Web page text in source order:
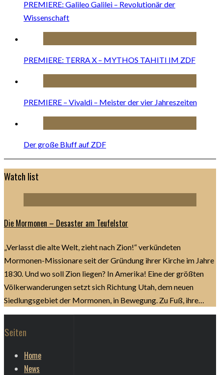
PREMIERE: Galileo Galilei – Revolutionär der
Wissenschaft
PREMIERE: TERRA X – MYTHOS TAHITI IM ZDF
PREMIERE – Vivaldi – Meister der vier Jahreszeiten
Der große Bluff auf ZDF
Watch list
Die Mormonen – Desaster am Teufelstor
„Verlasst die alte Welt, zieht nach Zion!“ verkündeten
Mormonen-Missionare seit der Gründung ihrer Kirche im Jahre
1830. Und wo soll Zion liegen? In Amerika! Eine der größten
Völkerwanderungen setzt sich Richtung Utah, dem neuen
Siedlungsgebiet der Mormonen, in Bewegung. Zu Fuß, ihre…
Seiten
Home
News